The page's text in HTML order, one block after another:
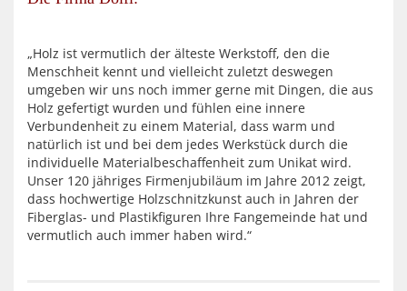
„Holz ist vermutlich der älteste Werkstoff, den die
Menschheit kennt und vielleicht zuletzt deswegen
umgeben wir uns noch immer gerne mit Dingen, die aus
Holz gefertigt wurden und fühlen eine innere
Verbundenheit zu einem Material, dass warm und
natürlich ist und bei dem jedes Werkstück durch die
individuelle Materialbeschaffenheit zum Unikat wird.
Unser 120 jähriges Firmenjubiläum im Jahre 2012 zeigt,
dass hochwertige Holzschnitzkunst auch in Jahren der
Fiberglas- und Plastikfiguren Ihre Fangemeinde hat und
vermutlich auch immer haben wird.“